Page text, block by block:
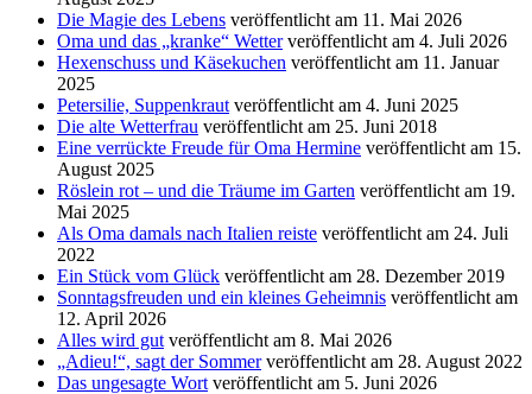
Die Magie des Lebens veröffentlicht am 11. Mai 2026
Oma und das „kranke“ Wetter veröffentlicht am 4. Juli 2026
Hexenschuss und Käsekuchen veröffentlicht am 11. Januar
2025
Petersilie, Suppenkraut veröffentlicht am 4. Juni 2025
Die alte Wetterfrau veröffentlicht am 25. Juni 2018
Eine verrückte Freude für Oma Hermine veröffentlicht am 15.
August 2025
Röslein rot – und die Träume im Garten veröffentlicht am 19.
Mai 2025
Als Oma damals nach Italien reiste veröffentlicht am 24. Juli
2022
Ein Stück vom Glück veröffentlicht am 28. Dezember 2019
Sonntagsfreuden und ein kleines Geheimnis veröffentlicht am
12. April 2026
Alles wird gut veröffentlicht am 8. Mai 2026
„Adieu!“, sagt der Sommer veröffentlicht am 28. August 2022
Das ungesagte Wort veröffentlicht am 5. Juni 2026